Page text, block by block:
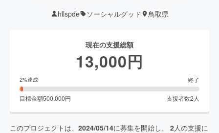
hllspde ソーシャルグッド 鳥取県
現在の支援総額
13,000円
2%達成 終了
目標金額500,000円 支援者数2 人
このプロジェクトは、 2024/05/14に募集を開始し、 2人の支援に